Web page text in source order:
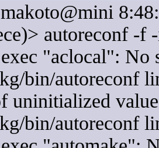
autoreconf -f
"aclocal": No
bin/autoreconf
uninitialized
bin/autoreconf